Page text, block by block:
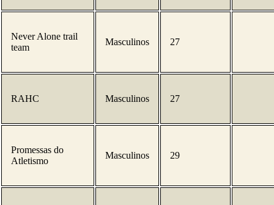
Never Alone trail
team
Masculinos 27
RAHC Masculinos 27
Promessas do
Atletismo
Masculinos 29